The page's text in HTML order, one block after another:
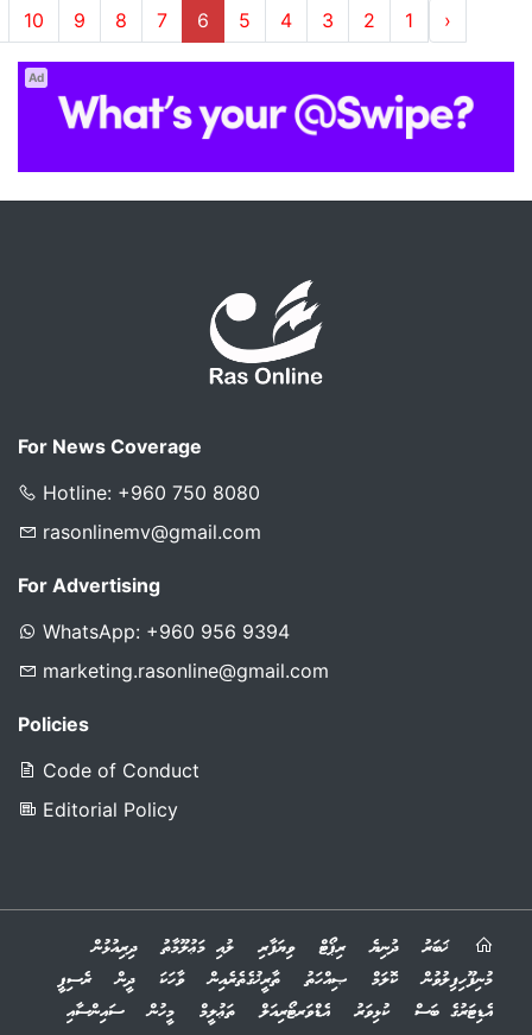
‹
1
2
3
4
5
6
7
8
9
10
Ad
For News Coverage
Hotline: +960 750 8080
rasonlinemv@gmail.com
For Advertising
WhatsApp: +960 956 9394
marketing.rasonline@gmail.com
Policies
Code of Conduct
Editorial Policy
ޚަބަރު ދުނިޔެ ރިޕޯޓް ވިޔަފާރި ލުއި މަޢުލޫމާތު
ދިރިއުޅުން
މުނިފޫހިފިލުވުން
ކޮލަމް ޞިއްހަތު ތާރީޚުގެތެރެއިން ވާހަކަ ދީން
ރެސިޕީ
އެޑިޓަރުގެ ބަސް
ކުޅިވަރު އެޑްވަރޓޯރިއަލް ތަޢުލީމް މީހުން
ސައިންސާއި